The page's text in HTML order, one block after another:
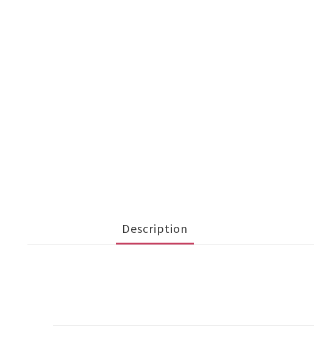
Description